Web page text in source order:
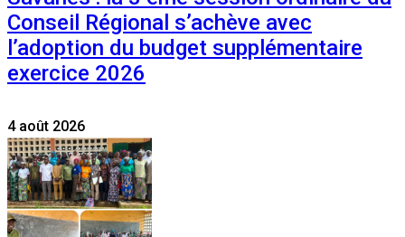
Conseil Régional s’achève avec
l’adoption du budget supplémentaire
exercice 2026
4 août 2026